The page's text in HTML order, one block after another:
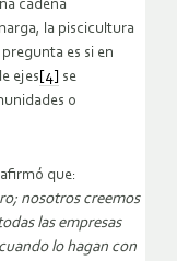
cadena
la piscicultura
es si en
ejes [4] se
o
que:
nosotros creemos
las empresas
lo hagan con